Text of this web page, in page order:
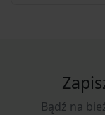
Bądź na